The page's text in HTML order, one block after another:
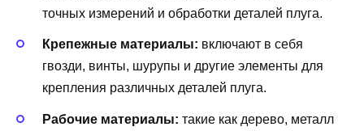
точных измерений и обработки деталей плуга.
Крепежные материалы: включают в себя
гвозди, винты, шурупы и другие элементы для
крепления различных деталей плуга.
Рабочие материалы: такие как дерево, металл